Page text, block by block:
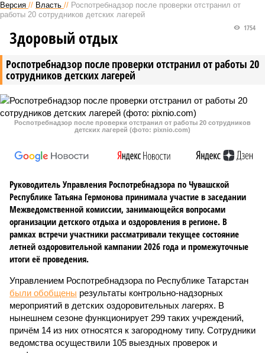
Версия // Власть // Роспотребнадзор после проверки отстранил от
работы 20 сотрудников детских лагерей
Роспотребнадзор после проверки отстранил от работы 20
сотрудников детских лагерей
1754
Здоровый отдых
Роспотребнадзор после проверки отстранил от работы 20 сотрудников
детских лагерей (фото: pixnio.com)
Руководитель Управления Роспотребнадзора по Чувашской
Республике Татьяна Гермонова принимала участие в заседании
Межведомственной комиссии, занимающейся вопросами
организации детского отдыха и оздоровления в регионе. В
рамках встречи участники рассматривали текущее состояние
летней оздоровительной кампании 2026 года и промежуточные
итоги её проведения.
Управлением Роспотребнадзора по Республике Татарстан
были обобщены результаты контрольно-надзорных
мероприятий в детских оздоровительных лагерях. В
нынешнем сезоне функционирует 299 таких учреждений,
причём 14 из них относятся к загородному типу. Сотрудники
ведомства осуществили 105 выездных проверок и